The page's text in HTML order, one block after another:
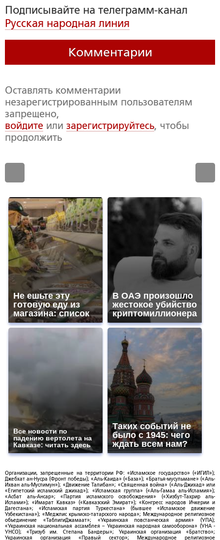
Подписывайте на телеграмм-канал
Русская народная линия
Комментарии
Оставлять комментарии
незарегистрированным пользователям
запрещено,
войдите или зарегистрируйтесь, чтобы
продолжить
Не ешьте эту
готовую еду из
магазина: список
В ОАЭ произошло
жестокое убийство
криптомиллионера
Все новости по
падению вертолета на
Кавказе: читать здесь
Таких событий не
было с 1945: чего
ждать всем нам?
Организации, запрещенные на территории РФ: «Исламское государство» («ИГИЛ»);
Джебхат ан-Нусра (Фронт победы); «Аль-Каида» («База»); «Братья-мусульмане» («Аль-
Ихван аль-Муслимун»); «Движение Талибан»; «Священная война» («Аль-Джихад» или
«Египетский исламский джихад»); «Исламская группа» («Аль-Гамаа аль-Исламия»);
«Асбат аль-Ансар»; «Партия исламского освобождения» («Хизбут-Тахрир аль-
Ислами»); «Имарат Кавказ» («Кавказский Эмират»); «Конгресс народов Ичкерии и
Дагестана»; «Исламская партия Туркестана» (бывшее «Исламское движение
Узбекистана»); «Меджлис крымско-татарского народа»; Международное религиозное
объединение «ТаблигиДжамаат»; «Украинская повстанческая армия» (УПА);
«Украинская национальная ассамблея – Украинская народная самооборона» (УНА -
УНСО); «Тризуб им. Степана Бандеры»; Украинская организация «Братство»;
Украинская организация «Правый сектор»; Международное религиозное